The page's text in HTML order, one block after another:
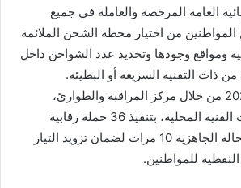
العامة المرخصة والعاملة في جميع
من اختيار محطة الشحن الملائمة
ومواقع وجودها وتحديد عدد الشواحن داخل
ذات التقنية السريعة أو البطيئة.
وقامت الهيئة خلال 2024 من خلال مركز المراقبة والطوارئ،
بالتنسيق مع المديريات الفنية المحلية، بتنفيذ 36 حملة رقابية
قطاعية، وقامت برفع حالة الجاهزية 10 مرات لضمان تزويد التيار
للمواطنين.